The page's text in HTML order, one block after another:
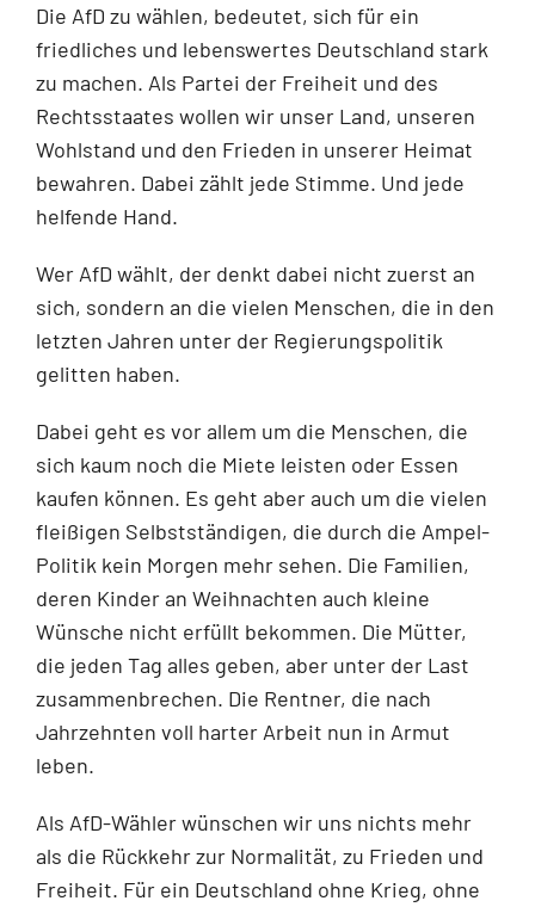
Die AfD zu wählen, bedeutet, sich für ein
friedliches und lebenswertes Deutschland stark
zu machen. Als Partei der Freiheit und des
Rechtsstaates wollen wir unser Land, unseren
Wohlstand und den Frieden in unserer Heimat
bewahren. Dabei zählt jede Stimme. Und jede
helfende Hand.
Wer AfD wählt, der denkt dabei nicht zuerst an
sich, sondern an die vielen Menschen, die in den
letzten Jahren unter der Regierungspolitik
gelitten haben.
Dabei geht es vor allem um die Menschen, die
sich kaum noch die Miete leisten oder Essen
kaufen können. Es geht aber auch um die vielen
fleißigen Selbstständigen, die durch die Ampel-
Politik kein Morgen mehr sehen. Die Familien,
deren Kinder an Weihnachten auch kleine
Wünsche nicht erfüllt bekommen. Die Mütter,
die jeden Tag alles geben, aber unter der Last
zusammenbrechen. Die Rentner, die nach
Jahrzehnten voll harter Arbeit nun in Armut
leben.
Als AfD-Wähler wünschen wir uns nichts mehr
als die Rückkehr zur Normalität, zu Frieden und
Freiheit. Für ein Deutschland ohne Krieg, ohne